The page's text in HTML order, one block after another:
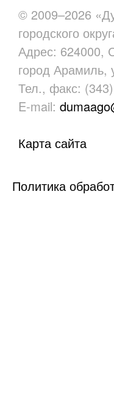
© 2009–2026
городского
Адрес: 624000,
город
Тел., факс:
E-mail:
Карта сайта
Политика